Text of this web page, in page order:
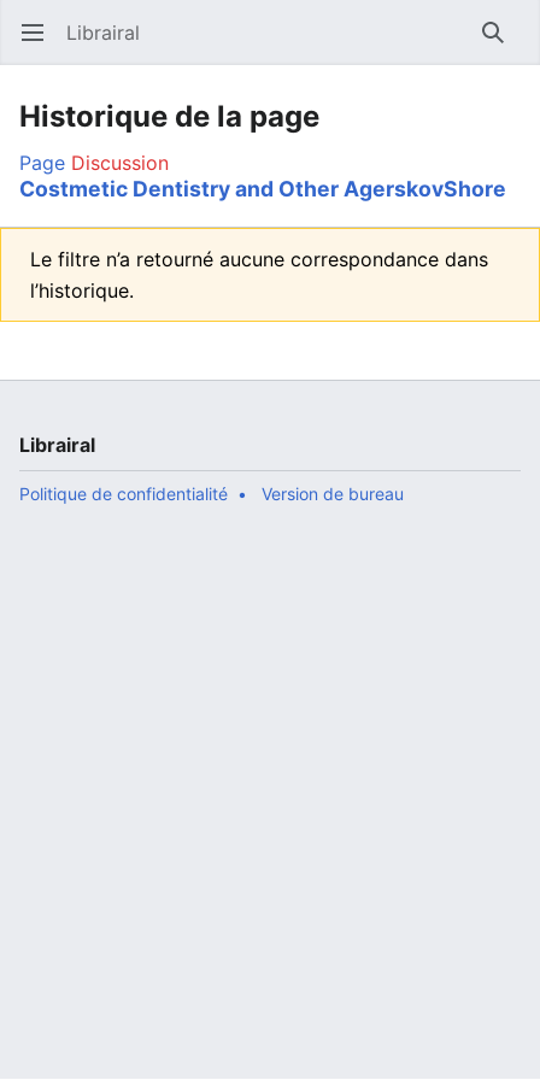
Ouvrir le menu principal Librairal
Historique de la page
Page Discussion
Costmetic Dentistry and Other AgerskovShore
Le filtre n’a retourné aucune correspondance dans
l’historique.
Librairal
Politique de confidentialité Version de bureau